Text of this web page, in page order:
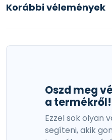
Korábbi vélemények
Oszd meg
a termékről!
Ezzel sok olyan
segíteni, akik